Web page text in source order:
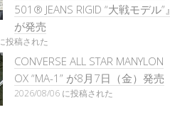
501® JEANS RIGID “大戦モデル”』
が発売
投稿された
CONVERSE ALL STAR MANYLON
OX “MA-1” が8月7日（金）発売
2026/08/06 に投稿された